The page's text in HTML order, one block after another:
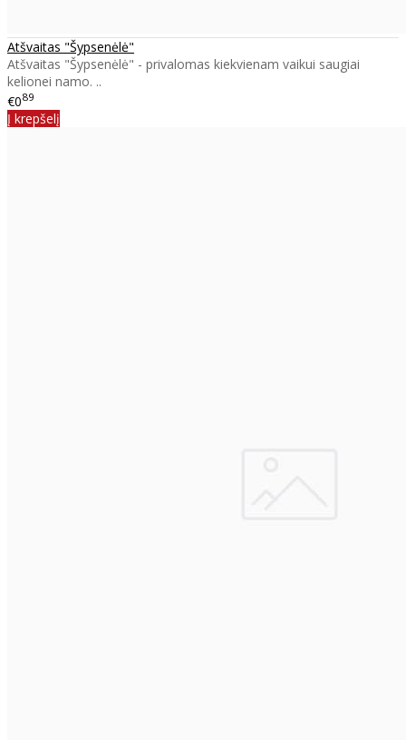
Atšvaitas "Šypsenėlė"
Atšvaitas "Šypsenėlė" - privalomas kiekvienam vaikui saugiai
kelionei namo. ..
€089
Į krepšelį